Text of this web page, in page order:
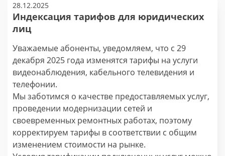
28.12.2025
Индексация тарифов для юридических
лиц
Уважаемые абоненты, уведомляем, что с 29
декабря 2025 года изменятся тарифы на услуги
видеонаблюдения, кабельного телевидения и
телефонии.
Мы заботимся о качестве предоставляемых услуг,
проведении модернизации сетей и
своевременных ремонтных работах, поэтому
корректируем тарифы в соответствии с общим
изменением стоимости на рынке.